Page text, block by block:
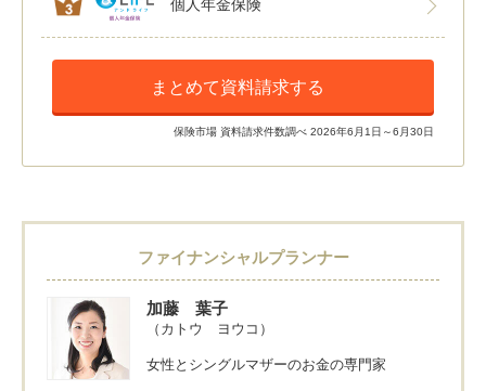
個人年金保険
まとめて資料請求する
保険市場 資料請求件数調べ 2026年6月1日～6月30日
ファイナンシャルプランナー
加藤 葉子
（カトウ ヨウコ）
女性とシングルマザーのお金の専門家